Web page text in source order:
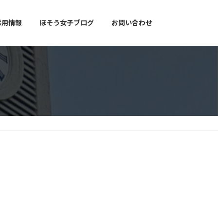
用情報 ほそう女子ブログ お問い合わせ